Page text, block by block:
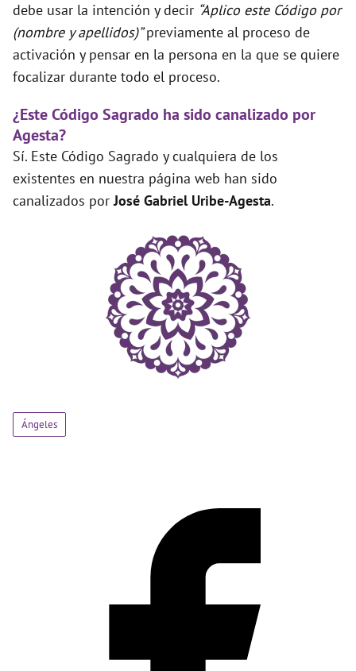
debe usar la intención y decir “Aplico este Código por
(nombre y apellidos)”previamente al proceso de
activación y pensar en la persona en la que se quiere
focalizar durante todo el proceso.
¿Este Código Sagrado ha sido canalizado por
Agesta?
Sí. Este Código Sagrado y cualquiera de los
existentes en nuestra página web han sido
canalizados porJosé Gabriel Uribe-Agesta.
Ángeles